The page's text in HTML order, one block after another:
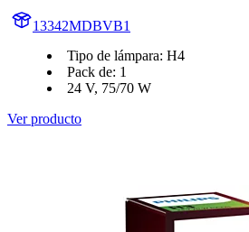
13342MDBVB1
Tipo de lámpara: H4
Pack de: 1
24 V, 75/70 W
Ver producto